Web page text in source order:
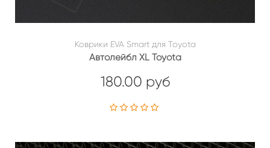
Коврики EVA Smart для Toyota
Автолейбл XL Toyota
180.00 руб